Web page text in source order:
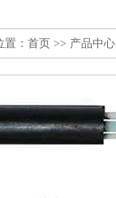
： 首页 >> 产品中心